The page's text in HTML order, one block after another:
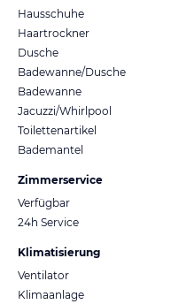
Hausschuhe
Haartrockner
Dusche
Badewanne/Dusche
Badewanne
Jacuzzi/Whirlpool
Toilettenartikel
Bademantel
Zimmerservice
Verfügbar
24h Service
Klimatisierung
Ventilator
Klimaanlage